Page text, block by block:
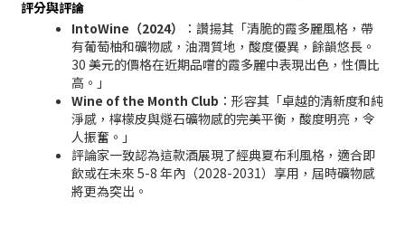
評分與評論
IntoWine（2024）
：讚揚其「清脆的霞多麗風格，帶
有葡萄柚和礦物感，油潤質地，酸度優異，餘韻悠長。
30 美元的價格在近期品嚐的霞多麗中表現出色，性價比
高。」
Wine of the Month Club ：形容其「卓越的清新度和純
淨感，檸檬皮與燧石礦物感的完美平衡，酸度明亮，令
人振奮。」
評論家一致認為這款酒展現了經典夏布利風格，適合即
飲或在未來 5-8 年內（2028-2031）享用，屆時礦物感
將更為突出。